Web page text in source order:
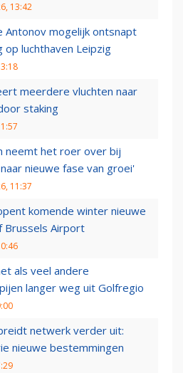
13:42
Antonov mogelijk ontsnapt
op luchthaven Leipzig
meerdere vluchten naar
staking
neemt het roer over bij
nieuwe fase van groei'
11:37
komende winter nieuwe
Brussels Airport
als veel andere
langer weg uit Golfregio
netwerk verder uit:
nieuwe bestemmingen